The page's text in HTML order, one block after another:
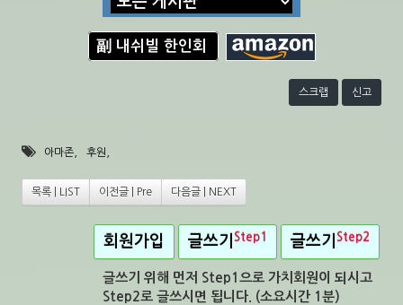
副 내쉬빌 한인회
스크랩 신고
아마존 후원
목록 | LIST 이전글 | Pre 다음글 | NEXT
회원가입 글쓰기 Step1 글쓰기 Step2
글쓰기 위해 먼저 Step1으로 가치회원이 되시고
Step2로 글쓰시면 됩니다. (소요시간 1분)